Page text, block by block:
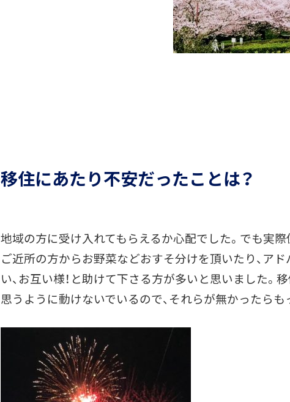
移住にあたり不安だったことは？
地域の方に受け入れてもらえるか心配でした。でも実
ご近所の方からお野菜などおすそ分けを頂いたり、ア
い、お互い様！と助けて下さる方が多いと思いました
思うように動けないでいるので、それらが無かったら